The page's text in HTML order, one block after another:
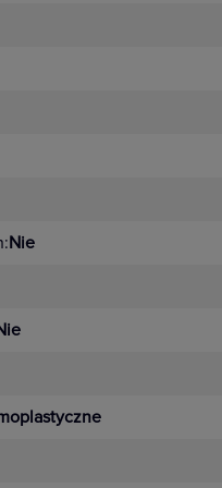
10 kolorom ramek.
– pudrowy róż, miętowy,
imitujące metal –
OFF
pozycjonowania,
Nie